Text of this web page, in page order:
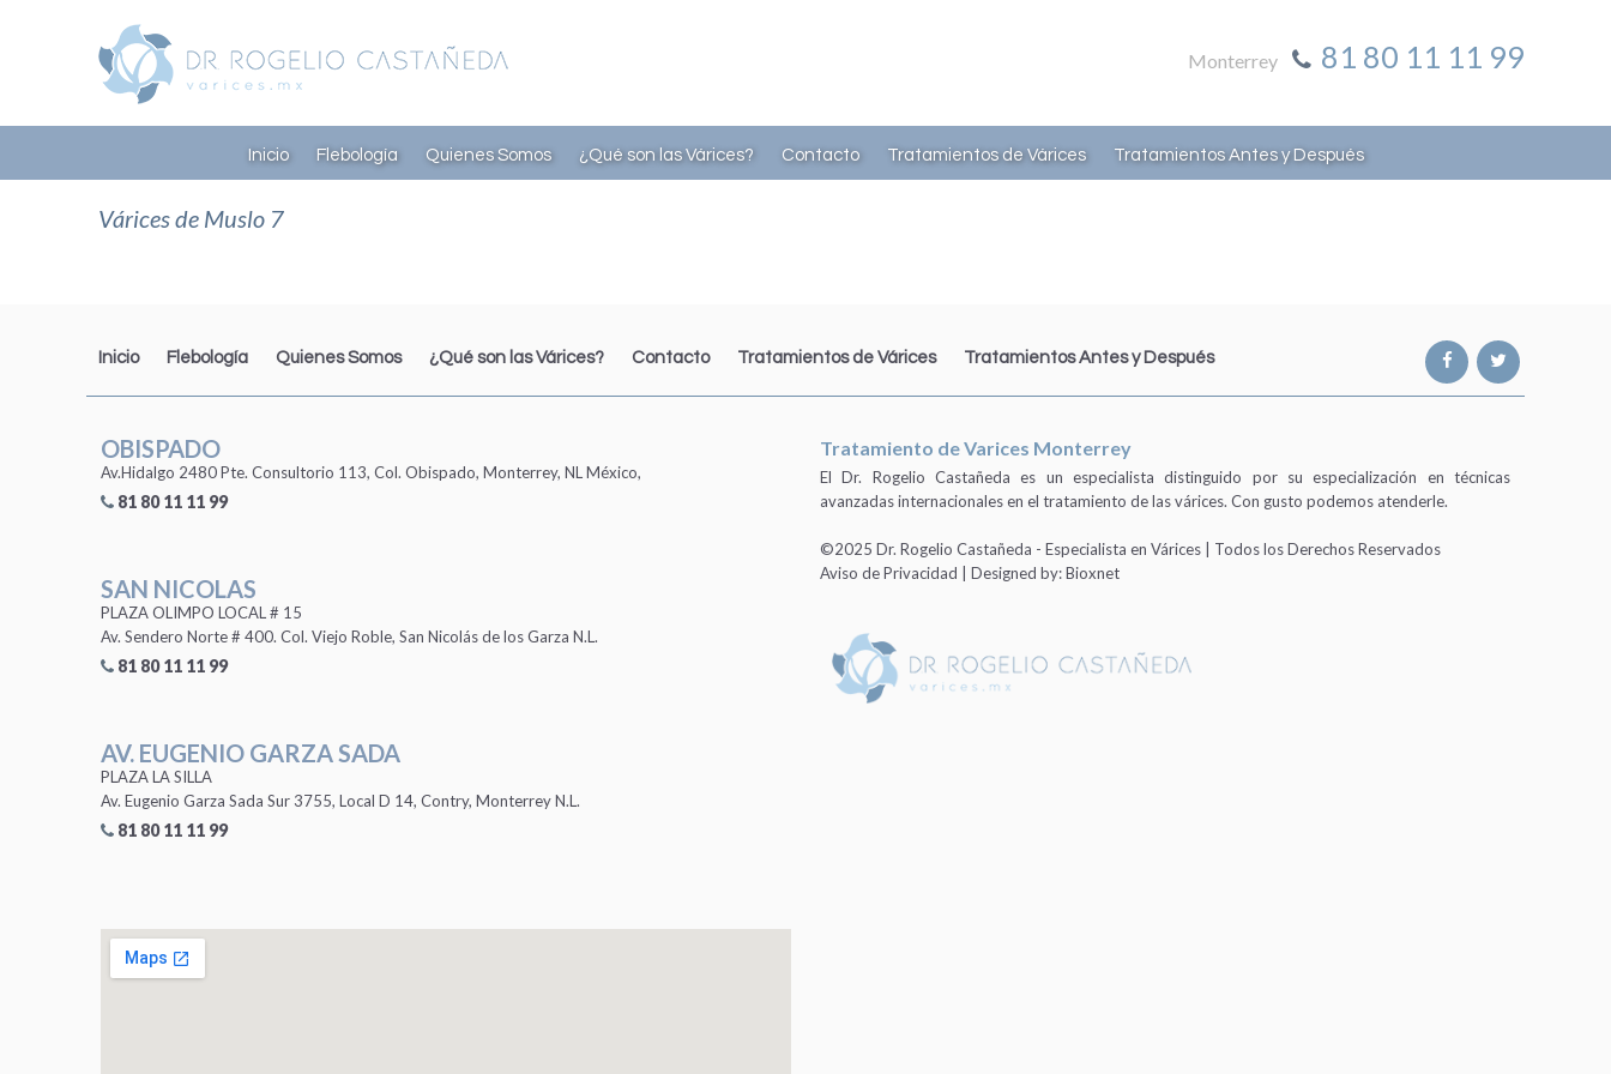
Monterrey 81 80 11 11 99
Inicio Flebología Quienes Somos ¿Qué son las Várices? Contacto Tratamientos de Várices Tratamientos Antes y Después
Várices de Muslo 7
Inicio Flebología Quienes Somos ¿Qué son las Várices? Contacto Tratamientos de Várices Tratamientos Antes y Después
OBISPADO
Av.Hidalgo 2480 Pte. Consultorio 113, Col. Obispado, Monterrey, NL México,
81 80 11 11 99
SAN NICOLAS
PLAZA OLIMPO LOCAL # 15
Av. Sendero Norte # 400. Col. Viejo Roble, San Nicolás de los Garza N.L.
81 80 11 11 99
AV. EUGENIO GARZA SADA
PLAZA LA SILLA
Av. Eugenio Garza Sada Sur 3755, Local D 14, Contry, Monterrey N.L.
81 80 11 11 99
Tratamiento de Varices Monterrey
El Dr. Rogelio Castañeda es un especialista distinguido por su especialización en técnicas
avanzadas internacionales en el tratamiento de las várices. Con gusto podemos atenderle.
©2025 Dr. Rogelio Castañeda - Especialista en Várices | Todos los Derechos Reservados
Aviso de Privacidad | Designed by:Bioxnet